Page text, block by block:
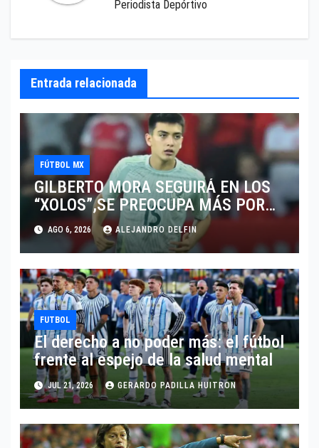
Periodista Depórtivo
Entrada relacionada
FÚTBOL MX
GILBERTO MORA SEGUIRÁ EN LOS
“XOLOS”,SE PREOCUPA MÁS POR
JUGAR EN SU EQUIPO.
AGO 6, 2026 ALEJANDRO DELFIN
FUTBOL
El derecho a no poder más: el fútbol
frente al espejo de la salud mental
JUL 21, 2026 GERARDO PADILLA HUITRON